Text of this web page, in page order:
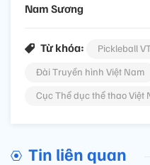
Nam Sương
Từ khóa:
Pickleball
Đài Truyền hình Việt Nam
Cục Thể dục thể thao Việt
Tin liên quan